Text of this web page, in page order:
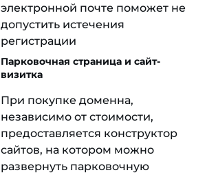
электронной почте поможет не
допустить истечения
регистрации
Парковочная страница и сайт-
визитка
При покупке доменна,
независимо от стоимости,
предоставляется конструктор
сайтов, на котором можно
развернуть парковочную